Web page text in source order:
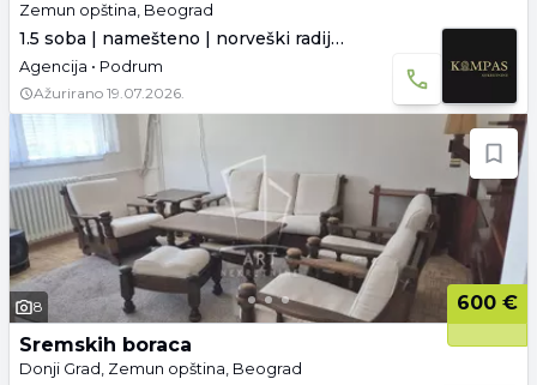
Zemun opština, Beograd
1.5 soba | namešteno | norveški radijatori
Agencija • Podrum
Ažurirano 19.07.2026.
8
600 €
Sremskih boraca
Donji Grad, Zemun opština, Beograd